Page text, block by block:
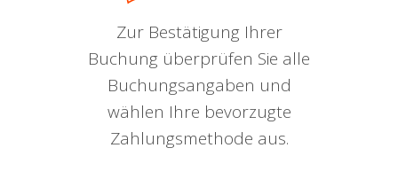
Zur Bestätigung Ihrer
Buchung überprüfen Sie alle
Buchungsangaben und
wählen Ihre bevorzugte
Zahlungsmethode aus.